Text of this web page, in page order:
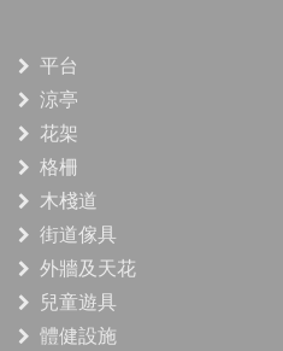
平台
涼亭
花架
格柵
木棧道
街道傢具
外牆及天花
兒童遊具
體健設施